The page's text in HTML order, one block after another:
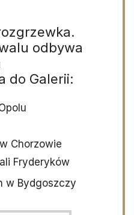
odbywa
do Galerii:
Chorzowie
Fryderyków
w Bydgoszczy